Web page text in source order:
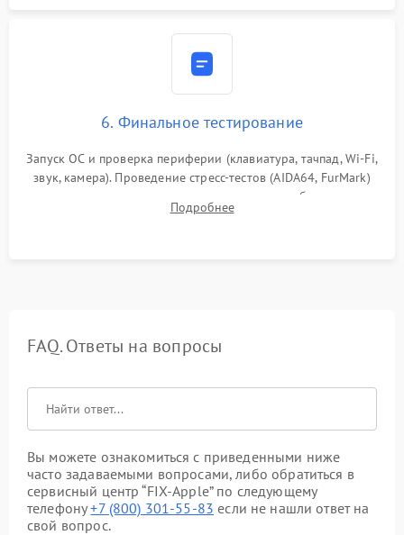
6. Финальное тестирование
Запуск ОС и проверка периферии (клавиатура, тачпад, Wi-Fi,
звук, камера). Проведение стресс-тестов (AIDA64, FurMark)
для контроля температурного режима и стабильности
системы под пиковой нагрузкой.
Подробнее
FAQ. Ответы на вопросы
Вы можете ознакомиться с приведенными ниже
часто задаваемыми вопросами, либо обратиться в
сервисный центр “FIX-Apple” по следующему
телефону+7 (800) 301-55-83 если не нашли ответ на
свой вопрос.